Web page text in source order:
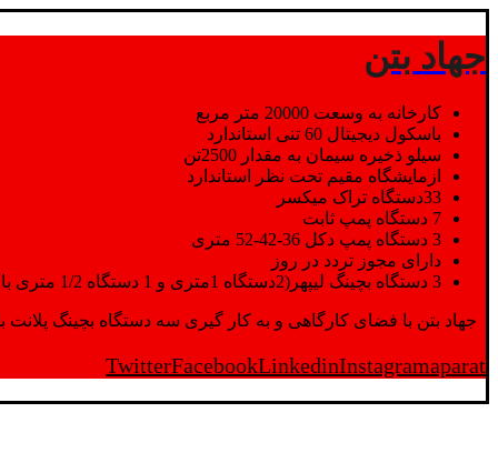
جهاد بتن
کارخانه به وسعت 20000 متر مربع
باسکول دیجیتال 60 تنی استاندارد
سیلو ذخیره سیمان به مقدار 2500تن
ازمایشگاه مقیم تحت نظر استاندارد
33دستگاه تراک میکسر
7 دستگاه پمپ ثابت
3 دستگاه پمپ دکل 36-42-52 متری
دارای مجوز تردد در روز
3 دستگاه بچینگ لیپهر(2دستگاه 1متری و 1 دستگاه 1/2 متری با توان تولید 150 متر مکعب در ساعت)
جهاد بتن با فضای کارگاهی و به کار گیری سه دستگاه بچینگ پلانت با ظرفیت 2500 تن در کنار پرسنل متخصص و پر تلاش واحدهای تولید و ازمایشگاه,بتن با کیفیت را برای واحد
TwitterFacebookLinkedinInstagramaparat